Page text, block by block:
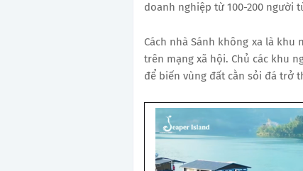
doanh nghiệp từ 100-200 người
Cách nhà Sánh không xa là khu
trên mạng xã hội. Chủ các khu
để biến vùng đất cằn sỏi đá trở